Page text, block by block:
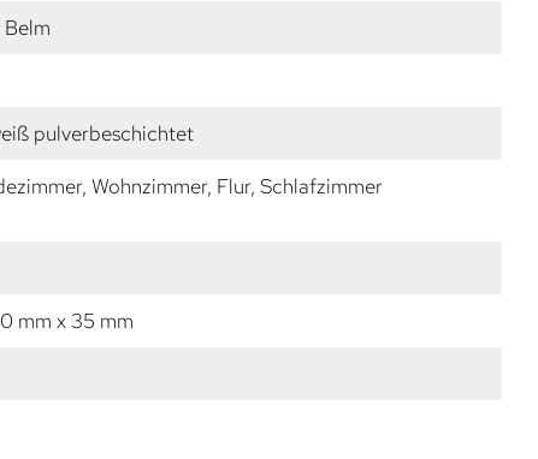
pulverbeschichtet
Wohnzimmer, Flur, Schlafzimmer
mm x 35 mm